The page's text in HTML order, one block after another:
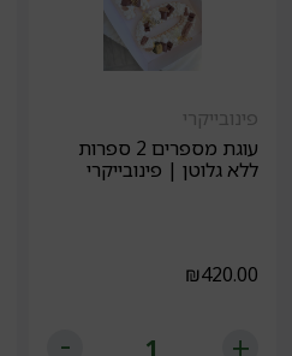
פינובייקרי
עוגת מספרים 2 ספרות
ללא גלוטן | פינובייקרי
₪420.00